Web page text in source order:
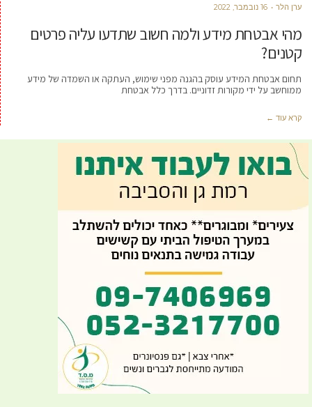
ערן הלר 16 נובמבר, 2022
מהי אבטחת מידע ולמה חשוב שתדעו עליה פרטים
קטנים?
תחום אבטחת המידע עוסק בהגנה מפני שימוש, העתקה או השמדה של מידע
ממוחשב על ידי מקורות זדוניים. בדרך כלל אבטחת
קרא עוד ←